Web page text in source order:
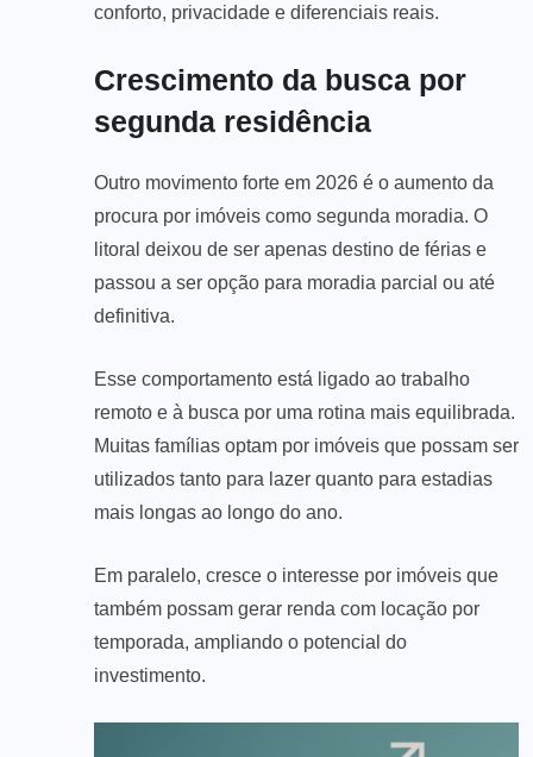
conforto, privacidade e diferenciais reais.
Crescimento da busca por
segunda residência
Outro movimento forte em 2026 é o aumento da
procura por imóveis como segunda moradia. O
litoral deixou de ser apenas destino de férias e
passou a ser opção para moradia parcial ou até
definitiva.
Esse comportamento está ligado ao trabalho
remoto e à busca por uma rotina mais equilibrada.
Muitas famílias optam por imóveis que possam ser
utilizados tanto para lazer quanto para estadias
mais longas ao longo do ano.
Em paralelo, cresce o interesse por imóveis que
também possam gerar renda com locação por
temporada, ampliando o potencial do
investimento.